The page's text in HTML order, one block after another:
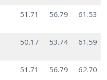
51.71 56.79 61.53
50.17 53.74 61.59
51.71 56.79 62.70